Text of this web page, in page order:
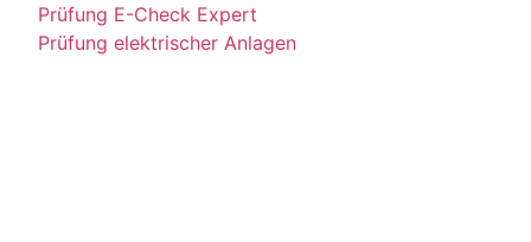
Prüfung E-Check Expert
Prüfung elektrischer Anlagen